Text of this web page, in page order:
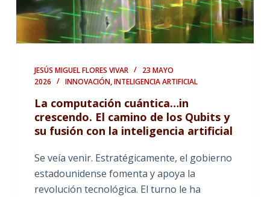
JESÚS MIGUEL FLORES VIVAR
23 MAYO
2026
INNOVACIÓN,INTELIGENCIA ARTIFICIAL
La computación cuántica…in
crescendo. El camino de los Qubits y
su fusión con la inteligencia artificial
Se veía venir. Estratégicamente, el gobierno
estadounidense fomenta y apoya la
revolución tecnológica. El turno le ha